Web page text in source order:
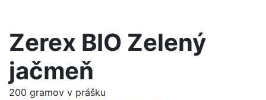
Zerex BIO Zelený
jačmeň
200 gramov v prášku